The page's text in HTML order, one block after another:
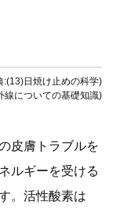
:(13)日焼け止めの科学)
線についての基礎知識)
皮膚トラブルを
ルギーを受ける
。活性酸素は